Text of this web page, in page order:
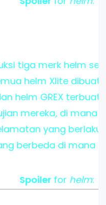
tiga merk helm
helm Xlite
helm GREX
mereka, di mana
yang berlaku
berbeda di mana
Spoilerfor helm: